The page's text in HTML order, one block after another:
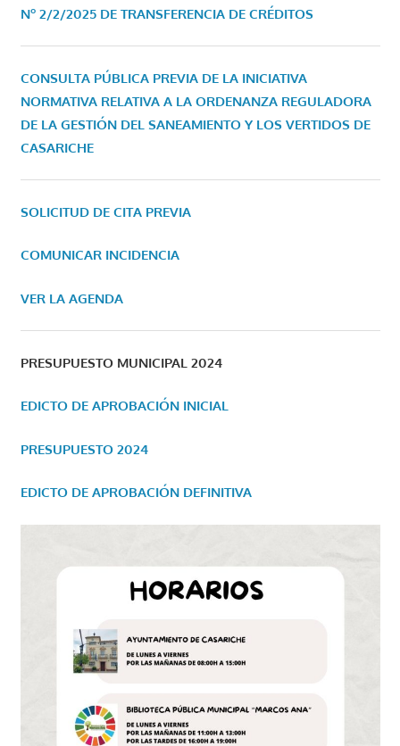
Nº 2/2/2025 DE TRANSFERENCIA DE CRÉDITOS
CONSULTA PÚBLICA PREVIA DE LA INICIATIVA
NORMATIVA RELATIVA A LA ORDENANZA REGULADORA
DE LA GESTIÓN DEL SANEAMIENTO Y LOS VERTIDOS DE
CASARICHE
SOLICITUD DE CITA PREVIA
COMUNICAR INCIDENCIA
VER LA AGENDA
PRESUPUESTO MUNICIPAL 2024
EDICTO DE APROBACIÓN INICIAL
PRESUPUESTO 2024
EDICTO DE APROBACIÓN DEFINITIVA